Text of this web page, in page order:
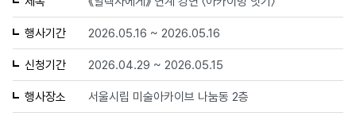
행사기간 2026.05.16 ~ 2026.05.16
신청기간 2026.04.29 ~ 2026.05.15
행사장소 서울시립 미술아카이브 나눔동 2층